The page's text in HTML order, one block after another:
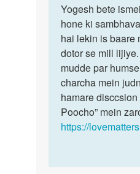
to
Mere
penis
ka
ched
chota
h…
by
Yogesh
Yogesh
bete
ismein
koi…
Yogesh bete
hone ki
hai lekin is baare
dotor se mill
mudde par
charcha mein
hamare disccsion
Poocho” mein
https://